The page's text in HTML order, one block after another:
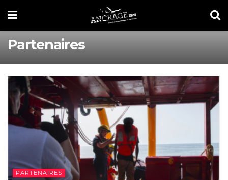
Partenaires
PARTENAIRES